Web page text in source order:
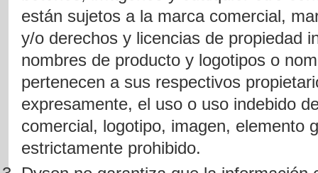
están sujetos a la marca comercial,
y/o derechos y licencias de propiedad
nombres de producto y logotipos o
pertenecen a sus respectivos
expresamente, el uso o uso indebido
comercial, logotipo, imagen, elemento
estrictamente prohibido.